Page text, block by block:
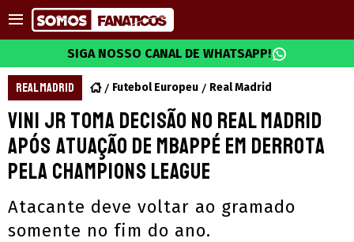
SIGA NOSSO CANAL DE WHATSAPP!
REAL MADRID Futebol Europeu Real Madrid
Vini Jr toma decisão no Real Madrid
após atuação de Mbappé em derrota
pela Champions League
Atacante deve voltar ao gramado
somente no fim do ano.